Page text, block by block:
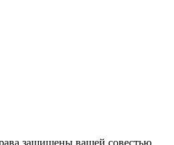
защищены вашей совестью